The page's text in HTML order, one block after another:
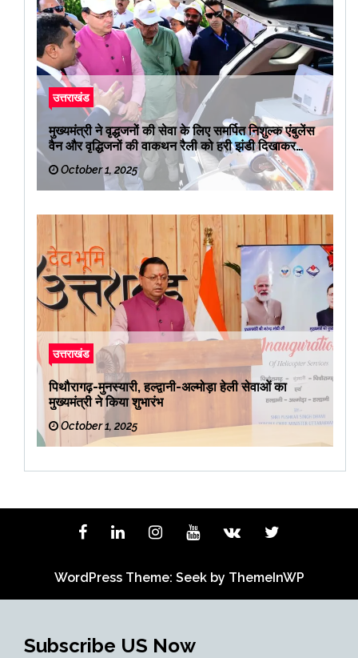
उत्तराखंड
मुख्यमंत्री ने वृद्धजनों की सेवा के लिए समर्पित निशुल्क एंबुलेंस
वैन और वृद्धिजनों की वाकथन रैली को हरी झंडी दिखाकर
रवाना किया
October 1, 2025
उत्तराखंड
पिथौरागढ़-मुनस्यारी, हल्द्वानी-अल्मोड़ा हेली सेवाओं का
मुख्यमंत्री ने किया शुभारंभ
October 1, 2025
WordPress Theme: Seek by ThemeInWP
Subscribe US Now